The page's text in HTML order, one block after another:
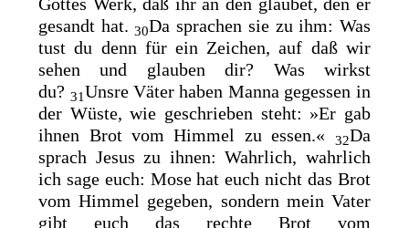
gesandt hat. 30Da sprachen sie zu ihm: Was
tust du denn für ein Zeichen, auf daß wir
sehen und glauben dir? Was wirkst
du? 31Unsre Väter haben Manna gegessen in
der Wüste, wie geschrieben steht: »Er gab
ihnen Brot vom Himmel zu essen.«
32Da
sprach Jesus zu ihnen: Wahrlich, wahrlich
ich sage euch: Mose hat euch nicht das Brot
vom Himmel gegeben, sondern mein Vater
gibt euch das rechte Brot vom